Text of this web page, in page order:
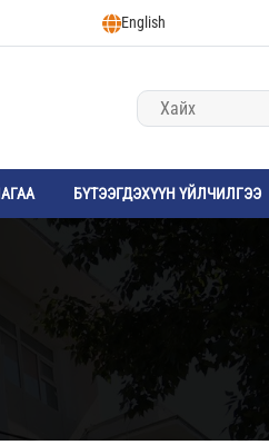
English
БҮТЭЭГДЭХҮҮН ҮЙЛЧИЛГЭЭ